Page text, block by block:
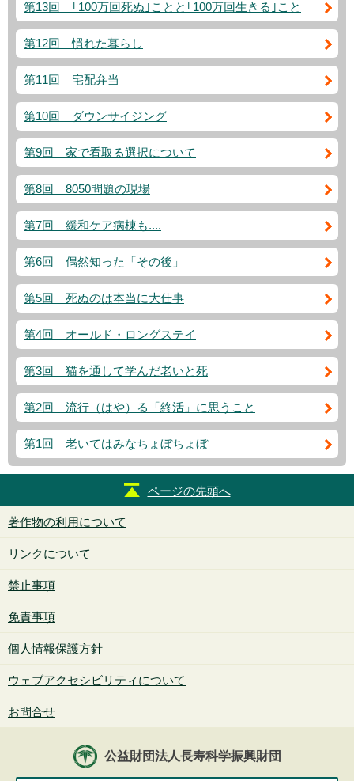
第13回 ｢100万回死ぬ｣ことと｢100万回生きる｣こと
第12回 慣れた暮らし
第11回 宅配弁当
第10回 ダウンサイジング
第9回 家で看取る選択について
第8回 8050問題の現場
第7回 緩和ケア病棟も....
第6回 偶然知った「その後」
第5回 死ぬのは本当に大仕事
第4回 オールド・ロングステイ
第3回 猫を通して学んだ老いと死
第2回 流行（はや）る「終活」に思うこと
第1回 老いてはみなちょぼちょぼ
ページの先頭へ
著作物の利用について
リンクについて
禁止事項
免責事項
個人情報保護方針
ウェブアクセシビリティについて
お問合せ
公益財団法人長寿科学振興財団